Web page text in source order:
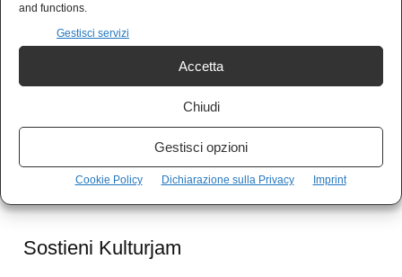
and functions.
Gestisci servizi
Accetta
Chiudi
Gestisci opzioni
Cookie Policy Dichiarazione sulla Privacy Imprint
che nutre la realtà della democrazia. La loro
sparizione è all’ordine del giorno e così li
dimenticheremo, definitivamente cooptati come
cavalieri serventi da Marina Berlusconi.
Sostieni Kulturjam